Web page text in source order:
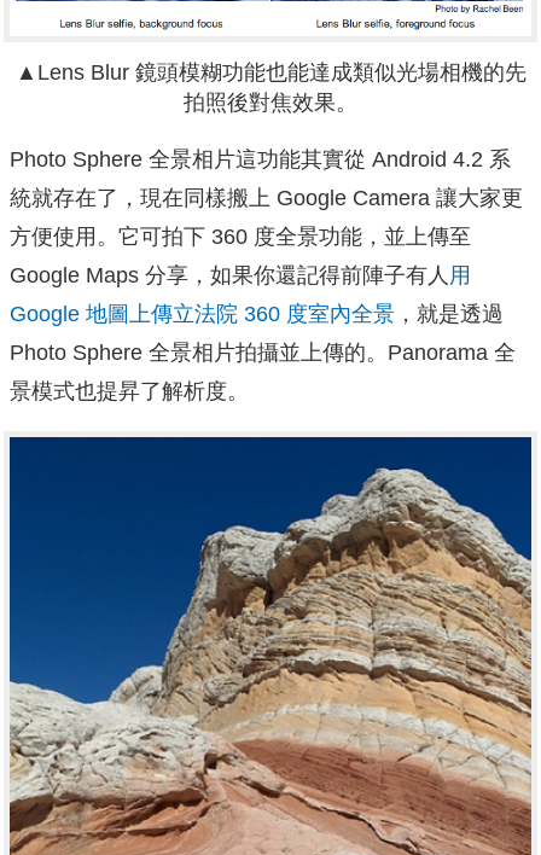
▲ Lens Blur 鏡頭模糊功能也能達成類似光場相機的先
拍照後對焦效果。
Photo Sphere 全景相片這功能其實從 Android 4.2 系
統就存在了，現在同樣搬上 Google Camera 讓大家更
方便使用。它可拍下 360 度全景功能， 並上傳至
Google Maps 分享，如果你還記得前陣子有人 用
Google 地圖上傳立法院 360 度室內全景 ，就是透過
Photo Sphere 全景相片拍攝並上傳的。 Panorama 全
景模式也提昇了解析度。